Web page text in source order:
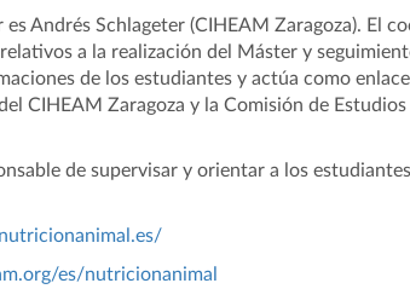
Andrés Schlageter (CIHEAM Zaragoza). El
a la realización del Máster y
de los estudiantes y actúa como
CIHEAM Zaragoza y la Comisión de
de supervisar y orientar a los
es/nutricionanimal